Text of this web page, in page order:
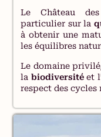
Le Château
particulier sur la
à obtenir une
les équilibres
Le domaine
la biodiversitéet
respect des cycles